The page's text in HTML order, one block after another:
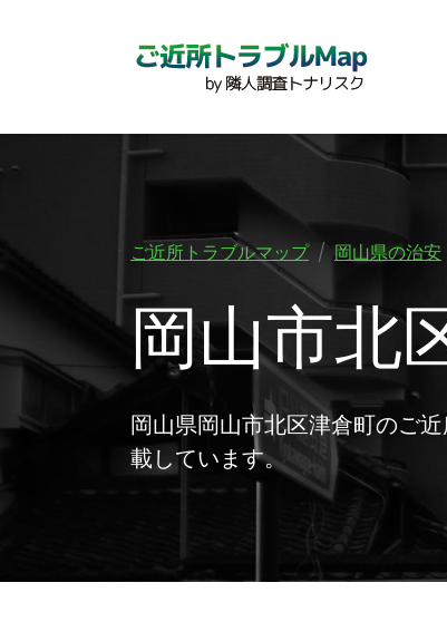
ご近所トラブルマップ 岡山県の治安
岡山市北
岡山県岡山市北区津倉町のご
載しています。